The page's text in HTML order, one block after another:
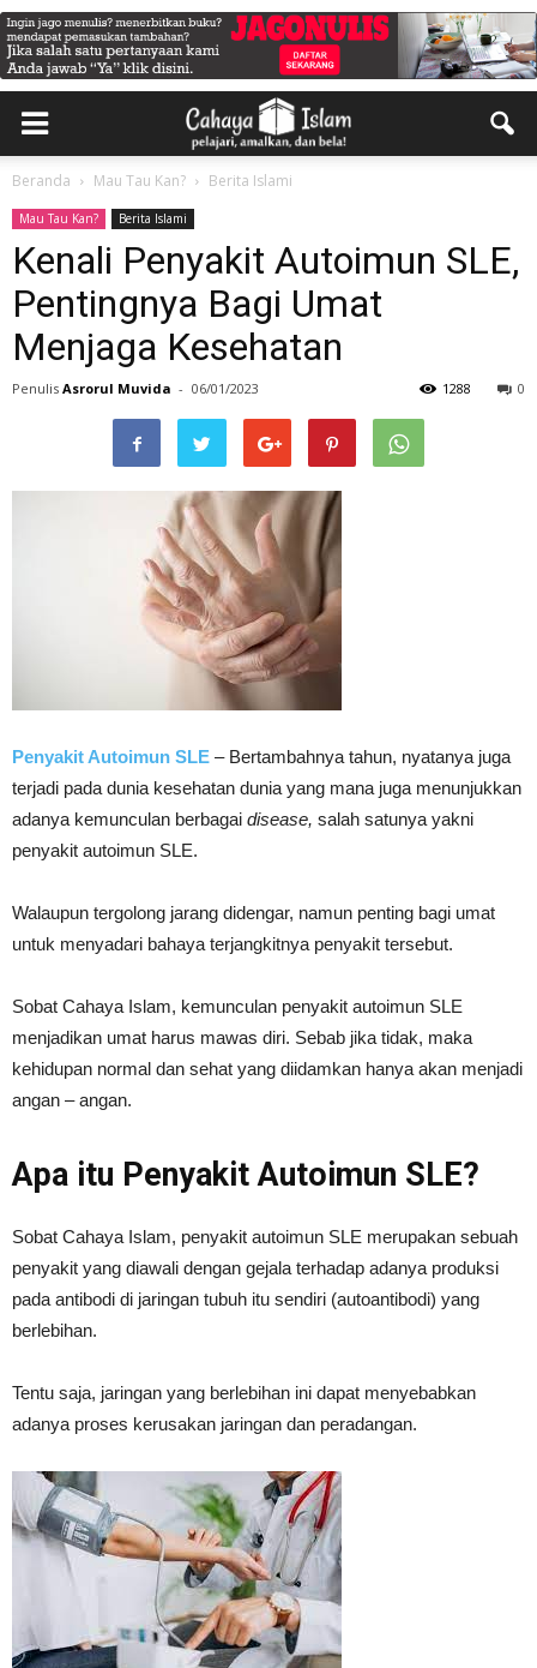
Beranda Mau Tau Kan? Berita Islami
Mau Tau Kan? Berita Islami
Kenali Penyakit Autoimun SLE,
Pentingnya Bagi Umat
Menjaga Kesehatan
Penulis Asrorul Muvida - 06/01/2023 0
1288
Penyakit Autoimun SLE – Bertambahnya tahun, nyatanya juga
terjadi pada dunia kesehatan dunia yang mana juga menunjukkan
adanya kemunculan berbagai disease, salah satunya yakni
penyakit autoimun SLE.
Walaupun tergolong jarang didengar, namun penting bagi umat
untuk menyadari bahaya terjangkitnya penyakit tersebut.
Sobat Cahaya Islam, kemunculan penyakit autoimun SLE
menjadikan umat harus mawas diri. Sebab jika tidak, maka
kehidupan normal dan sehat yang diidamkan hanya akan menjadi
angan – angan.
Apa itu Penyakit Autoimun SLE?
Sobat Cahaya Islam, penyakit autoimun SLE merupakan sebuah
penyakit yang diawali dengan gejala terhadap adanya produksi
pada antibodi di jaringan tubuh itu sendiri (autoantibodi) yang
berlebihan.
Tentu saja, jaringan yang berlebihan ini dapat menyebabkan
adanya proses kerusakan jaringan dan peradangan.